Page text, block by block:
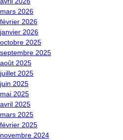
mars 2026
février 2026
janvier 2026
octobre 2025
septembre 2025
août 2025
juillet 2025
juin 2025
mai 2025
avril 2025
mars 2025
février 2025
novembre 2024